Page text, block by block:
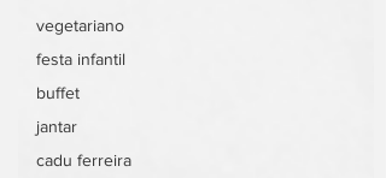
vegetariano
festa infantil
buffet
jantar
cadu ferreira